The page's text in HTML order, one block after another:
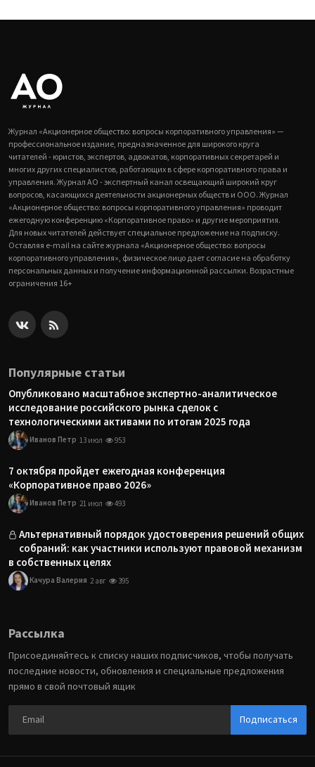
Журнал «Акционерное общество: вопросы корпоративного управления» —
профессиональное издание, предназначенное для широкого круга
читателей - юристов, экспертов, адвокатов, корпоративных секретарей и
многих других специалистов, работающих в сфере корпоративного права и
управления. Журнал АО - экспертный канал освещающий широкий круг
вопросов, касающихся деятельности акционерных обществ и ООО. Журнал
«Акционерное общество: вопросы корпоративного управления» проводит
ежегодную конференцию «Корпоративное право» и другие мероприятия.
Для новых читателей действует специальное предложение на подписку.
Оставляя e-mail на сайте журнала «Акционерное общество: вопросы
корпоративного управления», физическое лицо дает согласие на обработку
персональных данных и получение информационной рассылки. Возрастные
ограничения 16+
Популярные статьи
Опубликовано масштабное экспертно-аналитическое
исследование российского рынка сделок с
технологическими активами по итогам 2025 года
Иванов Петр 13 июл 953
7 октября пройдет ежегодная конференция
«Корпоративное право 2026»
Иванов Петр 21 июл 493
Альтернативный порядок удостоверения решений общих
собраний: как участники используют правовой механизм
в собственных целях
Качура Валерия 2 авг 395
Рассылка
Присоединяйтесь к списку наших подписчиков, чтобы получать
последние новости, обновления и специальные предложения
прямо в свой почтовый ящик
Подписаться